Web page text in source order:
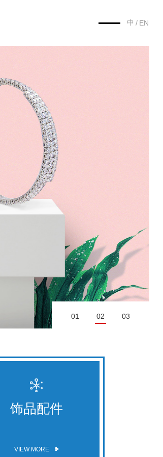
中 / EN
01 02 03
饰品配件
VIEW MORE